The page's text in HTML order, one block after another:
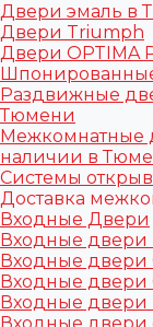
Двери эмаль в
Двери Triumph
Двери OPTIMA
Раздвижные
Тюмени
Межкомнатные
наличии в
Системы
Доставка
Входные Двери
Входные двери
Входные двери
Входные двери
Входные двери